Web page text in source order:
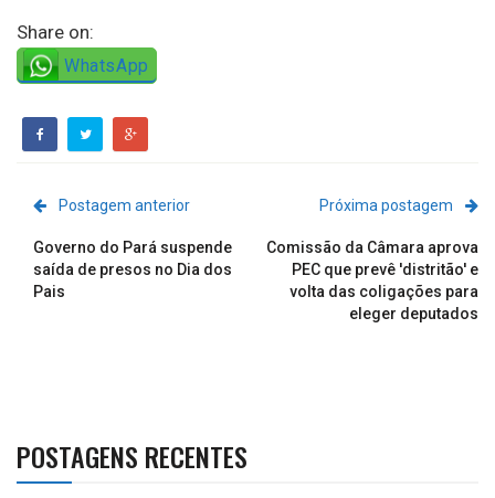
Share on:
WhatsApp
Postagem anterior
Governo do Pará suspende
saída de presos no Dia dos
Pais
Próxima postagem
Comissão da Câmara aprova
PEC que prevê 'distritão' e
volta das coligações para
eleger deputados
POSTAGENS RECENTES